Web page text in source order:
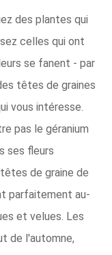
des plantes qui
celles qui ont
se fanent - par
têtes de graines
vous intéresse.
pas le géranium
ses fleurs
de graine de
parfaitement au-
et velues. Les
de l'automne,